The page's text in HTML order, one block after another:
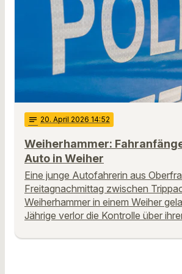
notes 20. April 2026 14:52
Weiherhammer:
Auto in Weiher
Eine junge Autofahrerin aus
Freitagnachmittag zwischen
Weiherhammer in einem Weiher
Jährige verlor die Kontrolle über